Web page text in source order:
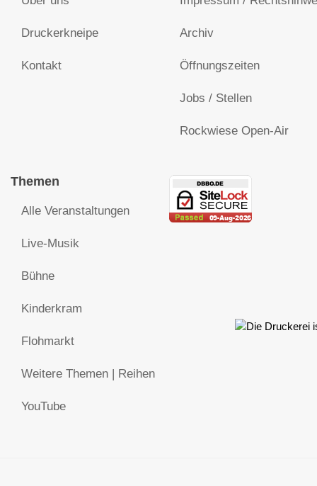
Druckerkneipe
Kontakt
Archiv
Öffnungszeiten
Jobs / Stellen
Rockwiese Open-Air
Themen
Alle Veranstaltungen
Live-Musik
Bühne
Kinderkram
Flohmarkt
Weitere Themen | Reihen
YouTube